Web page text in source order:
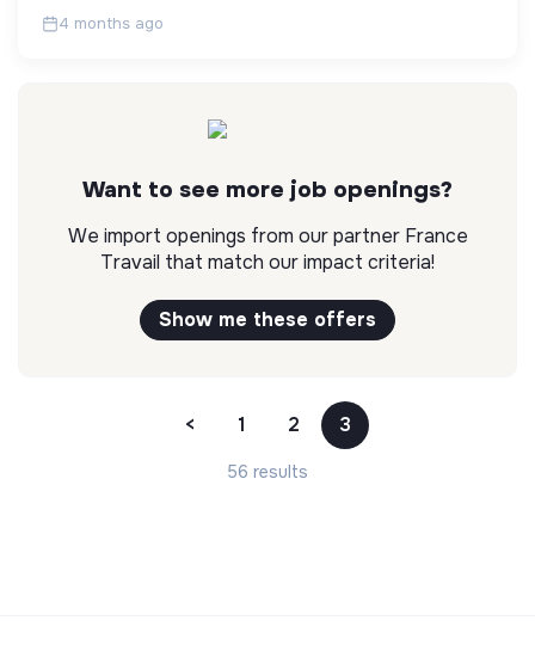
4 months ago
Want to see more job openings?
We import openings from our partner France
Travail that match our impact criteria!
Show me these offers
< 1 2 3
56 results